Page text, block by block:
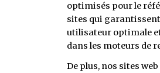
optimisés pour le
sites qui
utilisateur optimale
dans les moteurs de
De plus, nos sites